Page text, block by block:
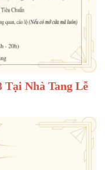
Tại Nhà Tang Lễ